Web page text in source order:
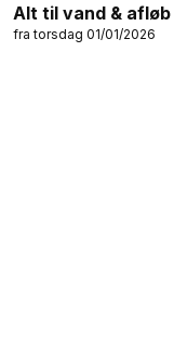
Alt til vand & afløb
fra torsdag 01/01/2026